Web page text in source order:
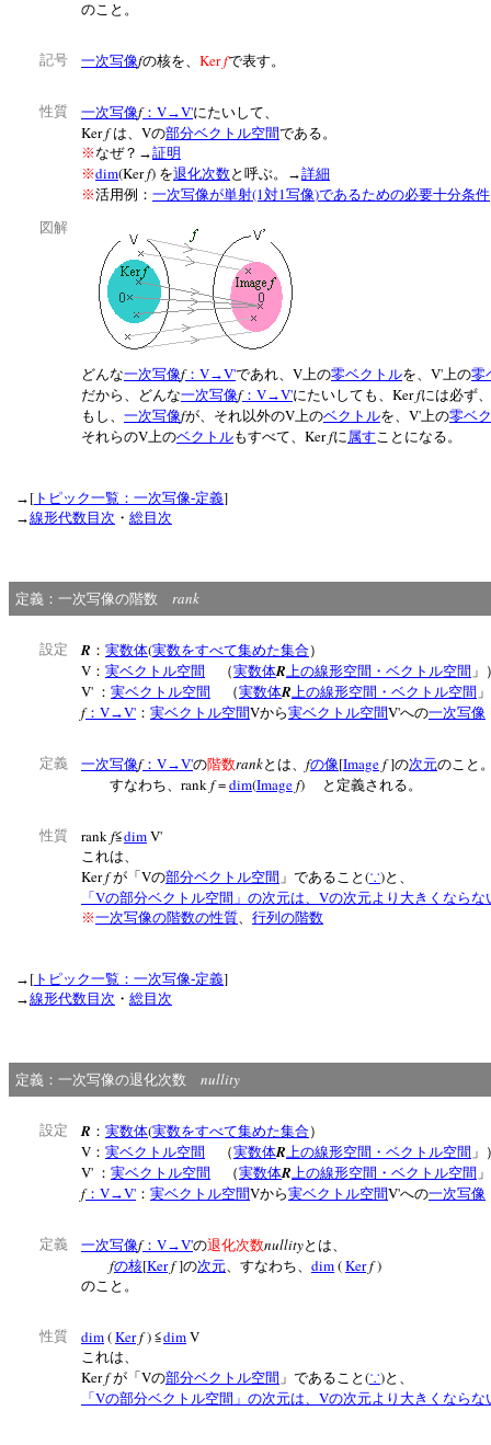
のこと。
記号 一次写像fの核を、 Kerfで表す。
性質 一次写像f： V→V'にたいして、
Kerf は、 Vの部分ベクトル空間である。
※なぜ？→証明
※dim(Kerf) を退化次数と呼ぶ。→詳細
※活用例： 一次写像が単射(1対1写像)であるための必要十分条件
図解
どんな一次写像f： V→V'であれ、 V上の零ベクトルを、 V'上の零
だから、どんな一次写像f： V→V'にたいしても、 Kerfには必ず、
もし、 一次写像fが、それ以外のV上のベクトルを、 V'上の零ベ
それらのV上のベクトルもすべて、 Kerfに属すことになる。
→ [ トピック一覧：一次写像‐定義]
→線形代数目次 ・ 総目次
定義：一次写像の階数 rank
設定 R ： 実数体(実数をすべて集めた集合）
V ： 実ベクトル空間 （実数体R上の線形空間・ベクトル空間
V' ： 実ベクトル空間 （実数体R上の線形空間・ベクトル空間
f： V→V' ： 実ベクトル空間Vから実ベクトル空間V'への一次写像
定義 一次写像f： V→V'の階数rankとは、 fの像[Imagef]の次元のこと
すなわち、 rankf=dim(Imagef) と定義される。
性質 rankf≦dimV'
これは、
Kerf が「 Vの部分ベクトル空間 」であること (∵)と、
「 Vの部分ベクトル空間」の次元は、 Vの次元より大きくならな
※一次写像の階数の性質、 行列の階数
→ [ トピック一覧：一次写像‐定義]
→線形代数目次 ・ 総目次
定義：一次写像の退化次数 nullity
設定 R ： 実数体(実数をすべて集めた集合）
V ： 実ベクトル空間 （実数体R上の線形空間・ベクトル空間
V' ： 実ベクトル空間 （実数体R上の線形空間・ベクトル空間
f： V→V' ： 実ベクトル空間Vから実ベクトル空間V'への一次写像
定義 一次写像f： V→V'の退化次数nullityとは、
fの核[Kerf]の次元、すなわち、 dim(Kerf)
のこと。
性質 dim(Kerf) ≦dimV
これは、
Kerf が「 Vの部分ベクトル空間 」であること (∵)と、
「 Vの部分ベクトル空間」の次元は、 Vの次元より大きくならな